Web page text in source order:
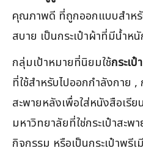
คุณภาพดี ที่ถูกออกแบบสำหรั
สบาย เป็นกระเป๋าผ้าที่มีน้ำหนั
กลุ่มเป้าหมายที่นิยมใช้กระเ
ที่ใช้สำหรับไปออกกำลังกาย ,
สะพายหลังเพื่อใส่หนังสือเรี
มหาวิทยาลัยที่ใช่กระเป๋าสะพ
กิจกรรม หรือเป็นกระเป๋าพรี